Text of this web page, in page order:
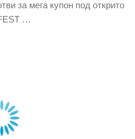
за мега купон под открито
…